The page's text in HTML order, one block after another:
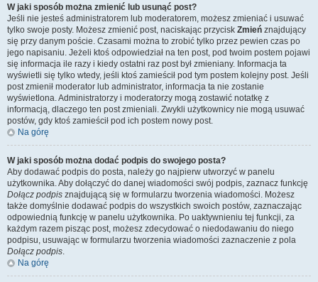
W jaki sposób można zmienić lub usunąć post?
Jeśli nie jesteś administratorem lub moderatorem, możesz zmieniać i usuwać
tylko swoje posty. Możesz zmienić post, naciskając przycisk Zmień znajdujący
się przy danym poście. Czasami można to zrobić tylko przez pewien czas po
jego napisaniu. Jeżeli ktoś odpowiedział na ten post, pod twoim postem pojawi
się informacja ile razy i kiedy ostatni raz post był zmieniany. Informacja ta
wyświetli się tylko wtedy, jeśli ktoś zamieścił pod tym postem kolejny post. Jeśli
post zmienił moderator lub administrator, informacja ta nie zostanie
wyświetlona. Administratorzy i moderatorzy mogą zostawić notatkę z
informacją, dlaczego ten post zmieniali. Zwykli użytkownicy nie mogą usuwać
postów, gdy ktoś zamieścił pod ich postem nowy post.
Na górę
W jaki sposób można dodać podpis do swojego posta?
Aby dodawać podpis do posta, należy go najpierw utworzyć w panelu
użytkownika. Aby dołączyć do danej wiadomości swój podpis, zaznacz funkcję
Dołącz podpis znajdującą się w formularzu tworzenia wiadomości. Możesz
także domyślnie dodawać podpis do wszystkich swoich postów, zaznaczając
odpowiednią funkcję w panelu użytkownika. Po uaktywnieniu tej funkcji, za
każdym razem pisząc post, możesz zdecydować o niedodawaniu do niego
podpisu, usuwając w formularzu tworzenia wiadomości zaznaczenie z pola
Dołącz podpis.
Na górę